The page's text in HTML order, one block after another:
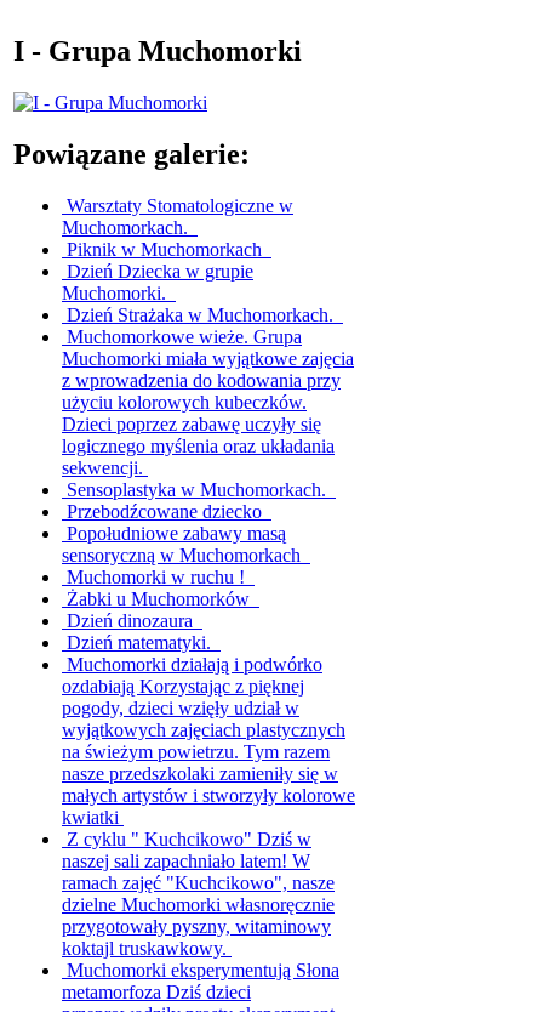
I - Grupa Muchomorki
Powiązane galerie:
Warsztaty Stomatologiczne w
Muchomorkach.
Piknik w Muchomorkach
Dzień Dziecka w grupie
Muchomorki.
Dzień Strażaka w Muchomorkach.
Muchomorkowe wieże. Grupa
Muchomorki miała wyjątkowe zajęcia
z wprowadzenia do kodowania przy
użyciu kolorowych kubeczków.
Dzieci poprzez zabawę uczyły się
logicznego myślenia oraz układania
sekwencji.
Sensoplastyka w Muchomorkach.
Przebodźcowane dziecko
Popołudniowe zabawy masą
sensoryczną w Muchomorkach
Muchomorki w ruchu !
Żabki u Muchomorków
Dzień dinozaura
Dzień matematyki.
Muchomorki działają i podwórko
ozdabiają Korzystając z pięknej
pogody, dzieci wzięły udział w
wyjątkowych zajęciach plastycznych
na świeżym powietrzu. Tym razem
nasze przedszkolaki zamieniły się w
małych artystów i stworzyły kolorowe
kwiatki
Z cyklu " Kuchcikowo" Dziś w
naszej sali zapachniało latem! W
ramach zajęć "Kuchcikowo", nasze
dzielne Muchomorki własnoręcznie
przygotowały pyszny, witaminowy
koktajl truskawkowy.
Muchomorki eksperymentują Słona
metamorfoza Dziś dzieci